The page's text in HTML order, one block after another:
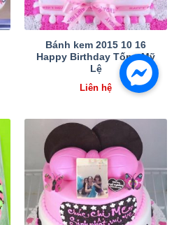
Bánh kem 2015 10 16
Happy Birthday Tống Mỹ
Lệ
Liên hệ